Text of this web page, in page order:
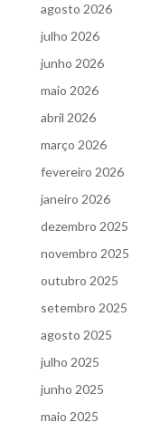
agosto 2026
julho 2026
junho 2026
maio 2026
abril 2026
março 2026
fevereiro 2026
janeiro 2026
dezembro 2025
novembro 2025
outubro 2025
setembro 2025
agosto 2025
julho 2025
junho 2025
maio 2025